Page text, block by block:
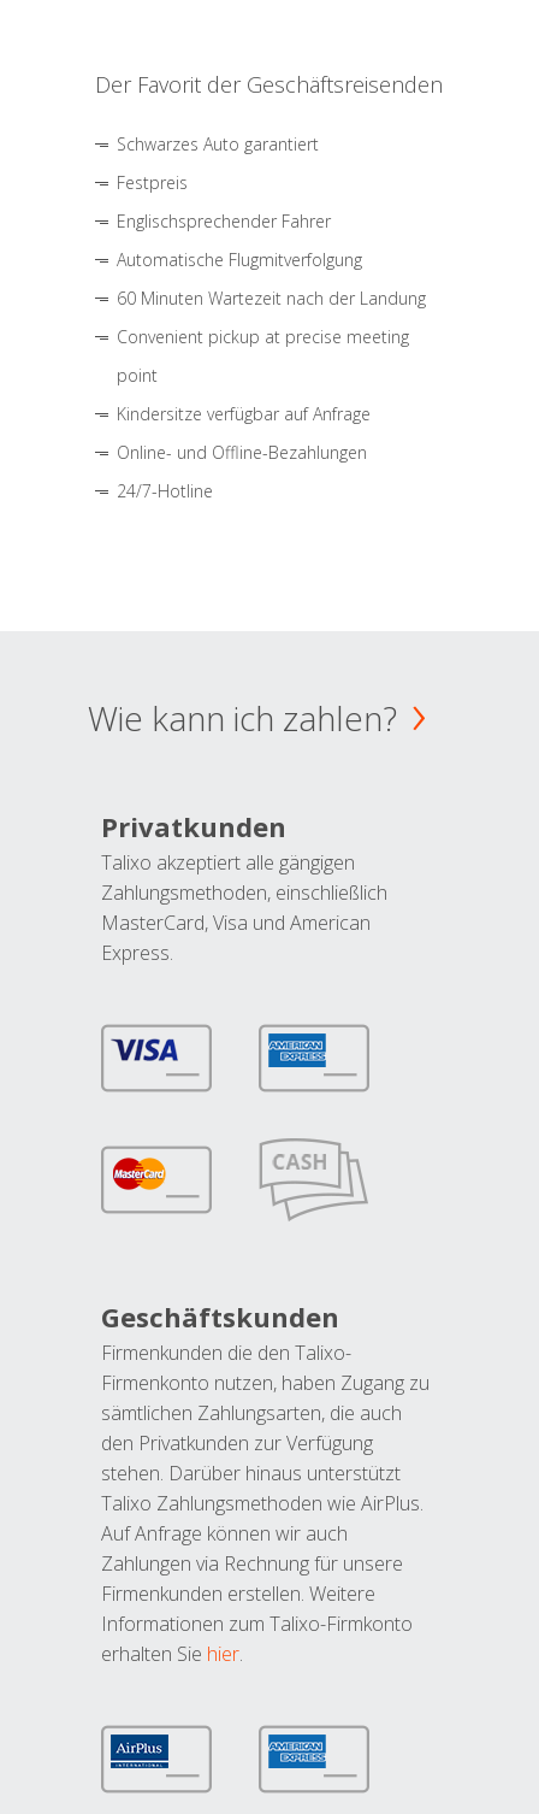
Der Favorit der Geschäftsreisenden
Schwarzes Auto garantiert
Festpreis
Englischsprechender Fahrer
Automatische Flugmitverfolgung
60 Minuten Wartezeit nach der Landung
Convenient pickup at precise meeting
point
Kindersitze verfügbar auf Anfrage
Online- und Offline-Bezahlungen
24/7-Hotline
Wie kann ich zahlen?
Privatkunden
Talixo akzeptiert alle gängigen
Zahlungsmethoden, einschließlich
MasterCard, Visa und American
Express.
Geschäftskunden
Firmenkunden die den Talixo-
Firmenkonto nutzen, haben Zugang zu
sämtlichen Zahlungsarten, die auch
den Privatkunden zur Verfügung
stehen. Darüber hinaus unterstützt
Talixo Zahlungsmethoden wie AirPlus.
Auf Anfrage können wir auch
Zahlungen via Rechnung für unsere
Firmenkunden erstellen. Weitere
Informationen zum Talixo-Firmkonto
erhalten Sie hier.